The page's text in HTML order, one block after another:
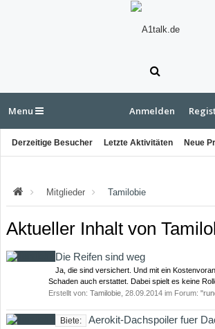
Menu
Derzeitige Besucher Letzte Aktivitäten Neue
Anmelden
Mitglieder Tamilobie
Aktueller Inhalt von
Die Reifen sind weg
Ja, die sind versichert. Und mit ein
Schaden auch erstattet. Dabei spielt es keine
Erstellt von: Tamilobie 28.09.2014 im Forum:
Biete: Aerokit-Dachspoiler fuer